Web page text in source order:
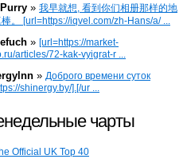
» 我早就想, 看到你们相册那样的地
。 [url=https://iqvel.com/zh-Hans/a/ ...
» [url=https://market-
articles/72-kak-vyigrat-r ...
» Доброго времени суток
shinergy.by/].[/ur ...
чарты
Official UK Top 40